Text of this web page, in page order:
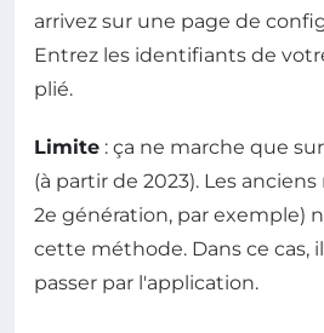
arrivez sur une page de
Entrez les identifiants de
plié.
Limite : ça ne marche que
(à partir de 2023). Les
2e génération, par exemple)
cette méthode. Dans ce cas,
passer par l'application.